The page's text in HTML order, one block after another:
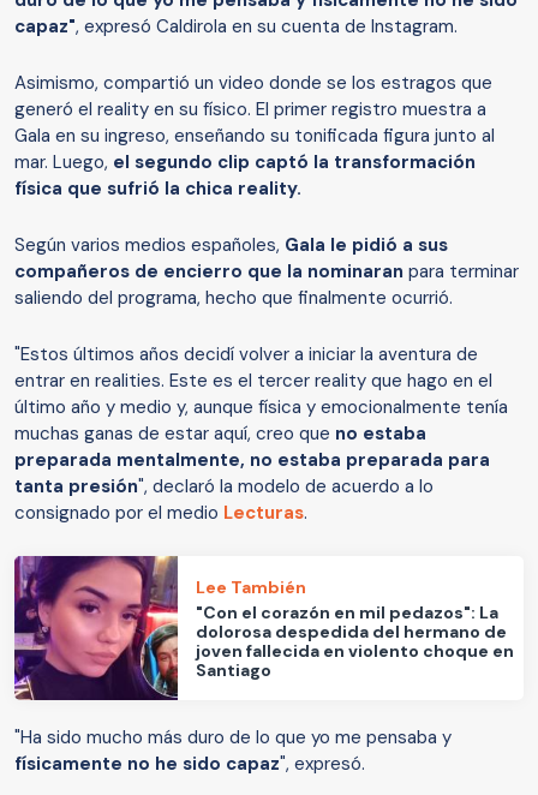
capaz", expresó Caldirola en su cuenta de Instagram.
Asimismo, compartió un video donde se los estragos que
generó el reality en su físico. El primer registro muestra a
Gala en su ingreso, enseñando su tonificada figura junto al
mar. Luego, el segundo clip captó la transformación
física que sufrió la chica reality.
Según varios medios españoles, Gala le pidió a sus
compañeros de encierro que la nominaran para terminar
saliendo del programa, hecho que finalmente ocurrió.
"Estos últimos años decidí volver a iniciar la aventura de
entrar en realities. Este es el tercer reality que hago en el
último año y medio y, aunque física y emocionalmente tenía
muchas ganas de estar aquí, creo que no estaba
preparada mentalmente, no estaba preparada para
tanta presión", declaró la modelo de acuerdo a lo
consignado por el medio Lecturas.
Lee También
"Con el corazón en mil pedazos": La
dolorosa despedida del hermano de
joven fallecida en violento choque en
Santiago
"Ha sido mucho más duro de lo que yo me pensaba y
físicamente no he sido capaz", expresó.